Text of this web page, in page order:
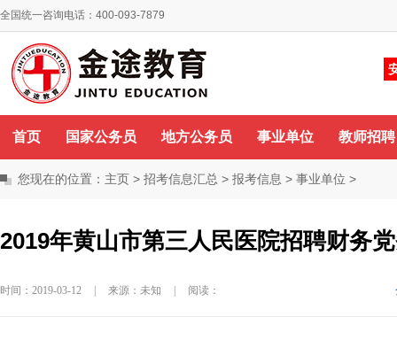
全国统一咨询电话：400-093-7879
你好，欢迎来到金途教育！
首页 国家公务员 地方公务员 事业单位 教师招聘
您现在的位置： 主页 > 招考信息汇总 > 报考信息 > 事业单位 >
2019年黄山市第三人民医院招聘财务
时间：2019-03-12 来源：未知 阅读：